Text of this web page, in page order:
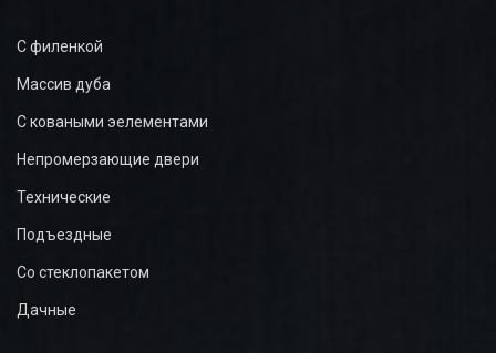
С филенкой
Массив дуба
С коваными эелементами
Непромерзающие двери
Технические
Подъездные
Со стеклопакетом
Дачные